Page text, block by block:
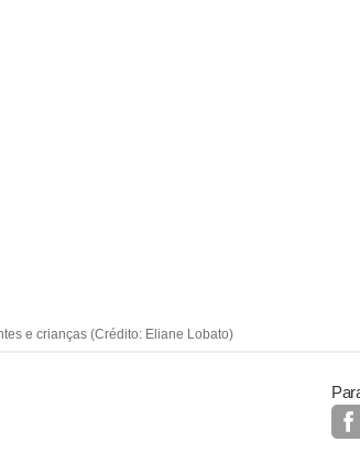
e crianças (Crédito: Eliane Lobato)